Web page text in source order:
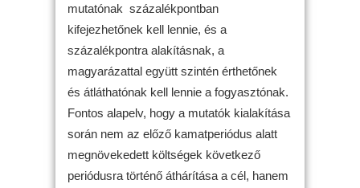
mutatónak százalékpontban
kifejezhetőnek kell lennie, és a
százalékpontra alakításnak, a
magyarázattal együtt szintén érthetőnek
és átláthatónak kell lennie a fogyasztónak.
Fontos alapelv, hogy a mutatók kialakítása
során nem az előző kamatperiódus alatt
megnövekedett költségek következő
periódusra történő áthárítása a cél, hanem